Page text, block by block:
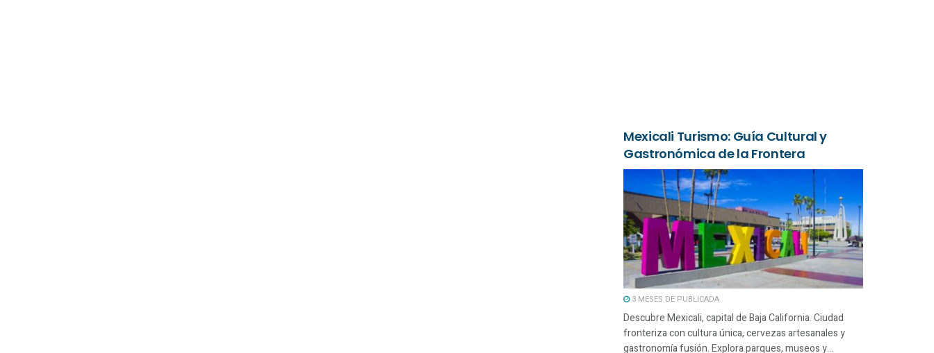
Mexicali Turismo: Guía Cultural y
Gastronómica de la Frontera
3 MESES DE PUBLICADA
Descubre Mexicali, capital de Baja California. Ciudad
fronteriza con cultura única, cervezas artesanales y
gastronomía fusión. Explora parques, museos y...